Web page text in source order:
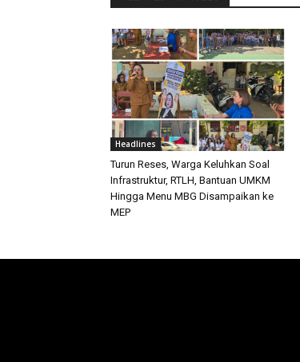
Headlines
Turun Reses, Warga Keluhkan Soal
Infrastruktur, RTLH, Bantuan UMKM
Hingga Menu MBG Disampaikan ke
MEP